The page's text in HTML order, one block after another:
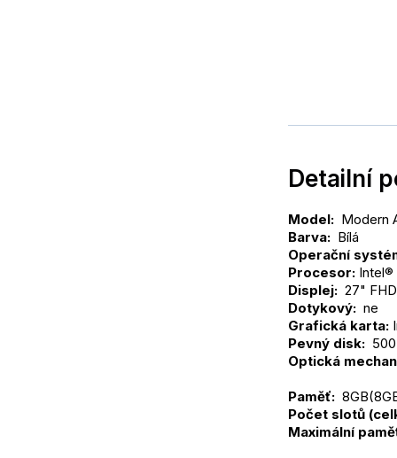
Detailní
Model: Modern
Barva: Bílá
Operační
Procesor: Intel®
Displej: 27"
Dotykový: ne
Grafická karta:
Pevný disk:
Optická
Paměť:
Počet slotů
Maximální